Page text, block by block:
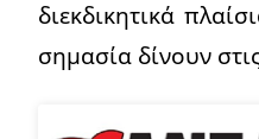
διεκδικητικά
σημασία δίνουν